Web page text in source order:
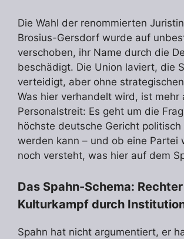
Die Wahl der renommierten
Brosius-Gersdorf wurde auf
verschoben, ihr Name durch die
beschädigt. Die Union laviert, die
verteidigt, aber ohne
Was hier verhandelt wird, ist mehr
Personalstreit: Es geht um die
höchste deutsche Gericht
werden kann – und ob eine Partei
noch versteht, was hier auf dem
Das Spahn-Schema: Rechter
Kulturkampf durch
Spahn hat nicht argumentiert, er